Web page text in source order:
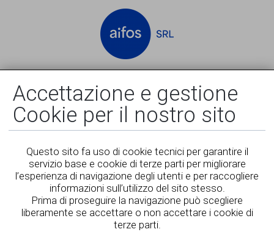
Accettazione e gestione
Cookie per il nostro sito
Questo sito fa uso di cookie tecnici per garantire il
servizio base e cookie di terze parti per migliorare
l’esperienza di navigazione degli utenti e per raccogliere
informazioni sull’utilizzo del sito stesso.
Prima di proseguire la navigazione può scegliere
liberamente se accettare o non accettare i cookie di
terze parti.